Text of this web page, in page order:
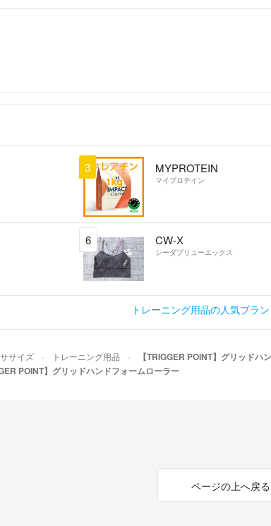
3 MYPROTEIN
マイプロテイン
6 CW-X
シーダブリューエックス
トレーニング用品の人気ブラ
サイズ トレーニング用品 【TRIGGER POINT】グリッドハ
POINT】グリッドハンドフォームローラー
ページの上へ戻る